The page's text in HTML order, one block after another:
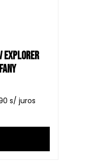
EXPLORER